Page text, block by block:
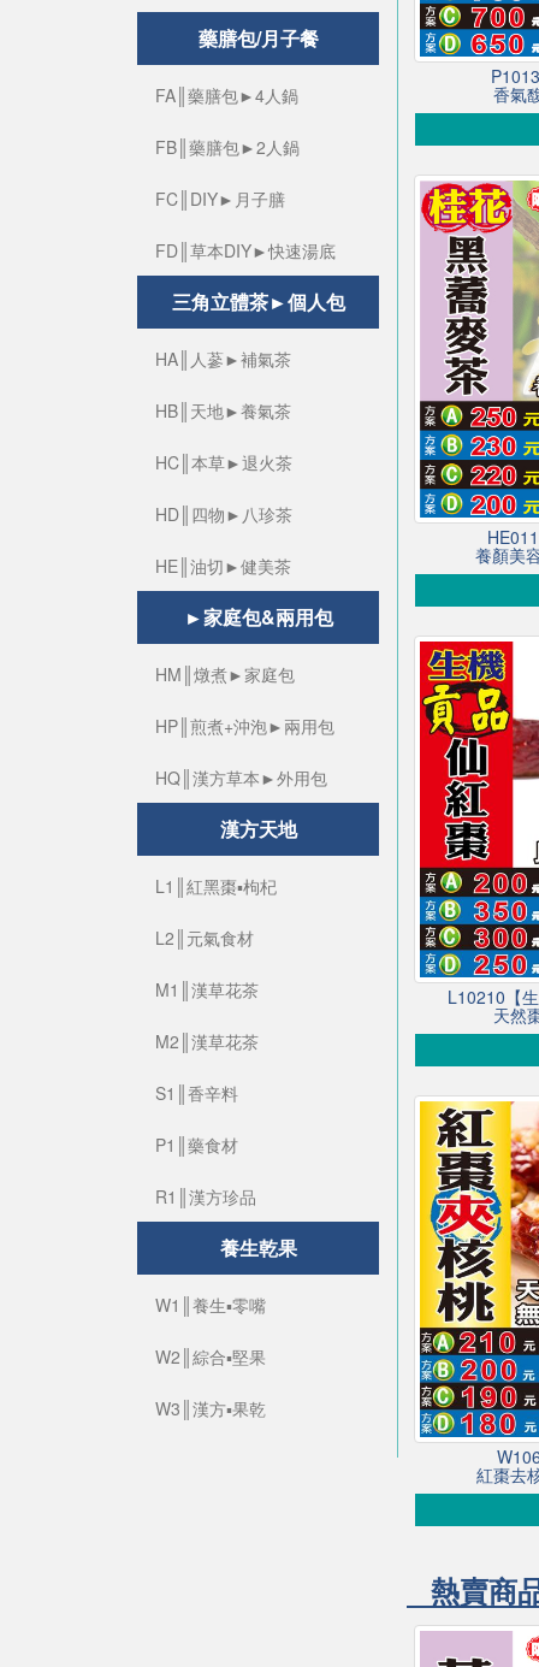
香氣
養顏美
L10210【
天然
紅棗去
熱賣商
藥膳包/月子餐
FA║藥膳包►4人鍋
FB║藥膳包►2人鍋
FC║DIY►月子膳
FD║草本DIY►快速湯底
三角立體茶►個人包
HA║人蔘►補氣茶
HB║天地►養氣茶
HC║本草►退火茶
HD║四物►八珍茶
HE║油切►健美茶
►家庭包&兩用包
HM║燉煮►家庭包
HP║煎煮+沖泡►兩用包
HQ║漢方草本►外用包
漢方天地
L1║紅黑棗▪枸杞
L2║元氣食材
M1║漢草花茶
M2║漢草花茶
S1║香辛料
P1║藥食材
R1║漢方珍品
養生乾果
W1║養生▪零嘴
W2║綜合▪堅果
W3║漢方▪果乾